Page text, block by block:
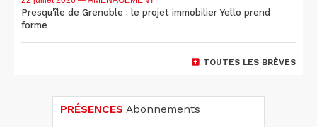
Presqu'île de Grenoble : le projet immobilier Yello prend
forme
TOUTES LES BRÈVES
PRÉSENCES Abonnements